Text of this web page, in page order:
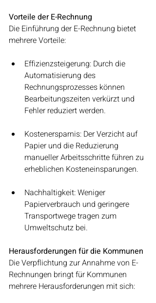
Vorteile der E-Rechnung
Die Einführung der E-Rechnung bietet
mehrere Vorteile:
Effizienzsteigerung: Durch die
Automatisierung des
Rechnungsprozesses können
Bearbeitungszeiten verkürzt und
Fehler reduziert werden.
Kostenersparnis: Der Verzicht auf
Papier und die Reduzierung
manueller Arbeitsschritte führen zu
erheblichen Kosteneinsparungen.
Nachhaltigkeit: Weniger
Papierverbrauch und geringere
Transportwege tragen zum
Umweltschutz bei.
Herausforderungen für die Kommunen
Die Verpflichtung zur Annahme von E-
Rechnungen bringt für Kommunen
mehrere Herausforderungen mit sich: